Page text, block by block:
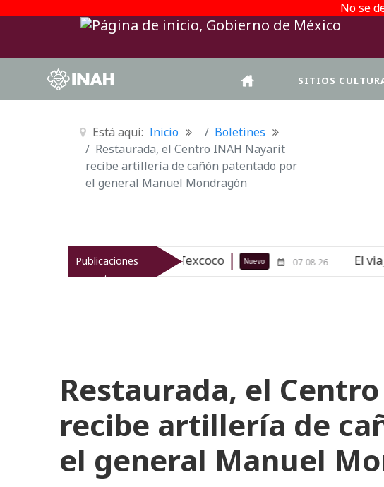
No se
SITIOS
Está aquí: Inicio
Boletines
Restaurada, el Centro INAH Nayarit
recibe artillería de cañón patentado por
el general Manuel Mondragón
Publicaciones
recientes
de Texcoco Nuevo 07-08-26 El viaje del jíkuri:
Restaurada, el
recibe artillería de
el general Manuel